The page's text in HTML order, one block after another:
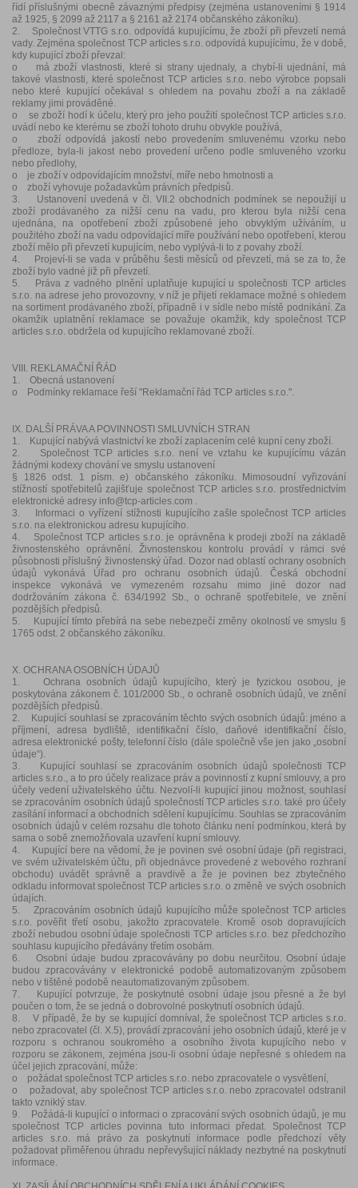
řídí příslušnými obecně závaznými předpisy (zejména ustanoveními § 1914
až 1925, § 2099 až 2117 a § 2161 až 2174 občanského zákoníku).
2. Společnost VTTG s.r.o. odpovídá kupujícímu, že zboží při převzetí nemá
vady. Zejména společnost TCP articles s.r.o. odpovídá kupujícímu, že v době,
kdy kupující zboží převzal:
o má zboží vlastnosti, které si strany ujednaly, a chybí-li ujednání, má
takové vlastnosti, které společnost TCP articles s.r.o. nebo výrobce popsali
nebo které kupující očekával s ohledem na povahu zboží a na základě
reklamy jimi prováděné.
o se zboží hodí k účelu, který pro jeho použití společnost TCP articles s.r.o.
uvádí nebo ke kterému se zboží tohoto druhu obvykle používá,
o zboží odpovídá jakostí nebo provedením smluvenému vzorku nebo
předloze, byla-li jakost nebo provedení určeno podle smluveného vzorku
nebo předlohy,
o je zboží v odpovídajícím množství, míře nebo hmotnosti a
o zboží vyhovuje požadavkům právních předpisů.
3. Ustanovení uvedená v čl. VII.2 obchodních podmínek se nepoužijí u
zboží prodávaného za nižší cenu na vadu, pro kterou byla nižší cena
ujednána, na opotřebení zboží způsobené jeho obvyklým užíváním, u
použitého zboží na vadu odpovídající míře používání nebo opotřebení, kterou
zboží mělo při převzetí kupujícím, nebo vyplývá-li to z povahy zboží.
4. Projeví-li se vada v průběhu šesti měsíců od převzetí, má se za to, že
zboží bylo vadné již při převzetí.
5. Práva z vadného plnění uplatňuje kupující u společnosti TCP articles
s.r.o. na adrese jeho provozovny, v níž je přijetí reklamace možné s ohledem
na sortiment prodávaného zboží, případně i v sídle nebo místě podnikání. Za
okamžik uplatnění reklamace se považuje okamžik, kdy společnost TCP
articles s.r.o. obdržela od kupujícího reklamované zboží.
VIII. REKLAMAČNÍ ŘÁD
1. Obecná ustanovení
o Podmínky reklamace řeší "Reklamační řád TCP articles s.r.o.".
IX. DALŠÍ PRÁVA A POVINNOSTI SMLUVNÍCH STRAN
1. Kupující nabývá vlastnictví ke zboží zaplacením celé kupní ceny zboží.
2. Společnost TCP articles s.r.o. není ve vztahu ke kupujícímu vázán
žádnými kodexy chování ve smyslu ustanovení
§ 1826 odst. 1 písm. e) občanského zákoníku. Mimosoudní vyřizování
stížností spotřebitelů zajišťuje společnost TCP articles s.r.o. prostřednictvím
elektronické adresy info@tcp-articles.com .
3. Informaci o vyřízení stížnosti kupujícího zašle společnost TCP articles
s.r.o. na elektronickou adresu kupujícího.
4. Společnost TCP articles s.r.o. je oprávněna k prodeji zboží na základě
živnostenského oprávnění. Živnostenskou kontrolu provádí v rámci své
působnosti příslušný živnostenský úřad. Dozor nad oblastí ochrany osobních
údajů vykonává Úřad pro ochranu osobních údajů. Česká obchodní
inspekce vykonává ve vymezeném rozsahu mimo jiné dozor nad
dodržováním zákona č. 634/1992 Sb., o ochraně spotřebitele, ve znění
pozdějších předpisů.
5. Kupující tímto přebírá na sebe nebezpečí změny okolností ve smyslu §
1765 odst. 2 občanského zákoníku.
X. OCHRANA OSOBNÍCH ÚDAJŮ
1. Ochrana osobních údajů kupujícího, který je fyzickou osobou, je
poskytována zákonem č. 101/2000 Sb., o ochraně osobních údajů, ve znění
pozdějších předpisů.
2. Kupující souhlasí se zpracováním těchto svých osobních údajů: jméno a
příjmení, adresa bydliště, identifikační číslo, daňové identifikační číslo,
adresa elektronické pošty, telefonní číslo (dále společně vše jen jako „osobní
údaje“).
3. Kupující souhlasí se zpracováním osobních údajů společnosti TCP
articles s.r.o., a to pro účely realizace práv a povinností z kupní smlouvy, a pro
účely vedení uživatelského účtu. Nezvolí-li kupující jinou možnost, souhlasí
se zpracováním osobních údajů společností TCP articles s.r.o. také pro účely
zasílání informací a obchodních sdělení kupujícímu. Souhlas se zpracováním
osobních údajů v celém rozsahu dle tohoto článku není podmínkou, která by
sama o sobě znemožňovala uzavření kupní smlouvy.
4. Kupující bere na vědomí, že je povinen své osobní údaje (při registraci,
ve svém uživatelském účtu, při objednávce provedené z webového rozhraní
obchodu) uvádět správně a pravdivě a že je povinen bez zbytečného
odkladu informovat společnost TCP articles s.r.o. o změně ve svých osobních
údajích.
5. Zpracováním osobních údajů kupujícího může společnost TCP articles
s.r.o. pověřit třetí osobu, jakožto zpracovatele. Kromě osob dopravujících
zboží nebudou osobní údaje společnosti TCP articles s.r.o. bez předchozího
souhlasu kupujícího předávány třetím osobám.
6. Osobní údaje budou zpracovávány po dobu neurčitou. Osobní údaje
budou zpracovávány v elektronické podobě automatizovaným způsobem
nebo v tištěné podobě neautomatizovaným způsobem.
7. Kupující potvrzuje, že poskytnuté osobní údaje jsou přesné a že byl
poučen o tom, že se jedná o dobrovolné poskytnutí osobních údajů.
8. V případě, že by se kupující domníval, že společnost TCP articles s.r.o.
nebo zpracovatel (čl. X.5), provádí zpracování jeho osobních údajů, které je v
rozporu s ochranou soukromého a osobního života kupujícího nebo v
rozporu se zákonem, zejména jsou-li osobní údaje nepřesné s ohledem na
účel jejich zpracování, může:
o požádat společnost TCP articles s.r.o. nebo zpracovatele o vysvětlení,
o požadovat, aby společnost TCP articles s.r.o. nebo zpracovatel odstranil
takto vzniklý stav.
9. Požádá-li kupující o informaci o zpracování svých osobních údajů, je mu
společnost TCP articles povinna tuto informaci předat. Společnost TCP
articles s.r.o. má právo za poskytnutí informace podle předchozí věty
požadovat přiměřenou úhradu nepřevyšující náklady nezbytné na poskytnutí
informace.